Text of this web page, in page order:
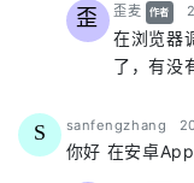
歪 歪麦 says:
作者
在浏览器
了，有没
S sanfengzhang
你好 在安卓